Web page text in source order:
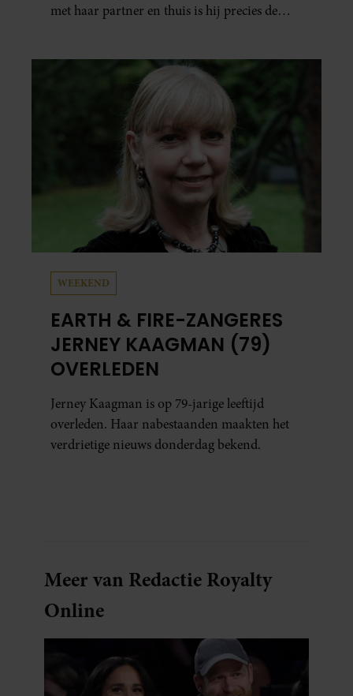
met haar partner en thuis is hij precies de
vaker schaamt zodra ze samen onder de
WEEKEND
EARTH & FIRE-ZANGERES
JERNEY KAAGMAN (79)
OVERLEDEN
Jerney Kaagman is op 79-jarige leeftijd
overleden. Haar nabestaanden maakten het
verdrietige nieuws donderdag bekend.
Meer van Redactie Royalty
Online